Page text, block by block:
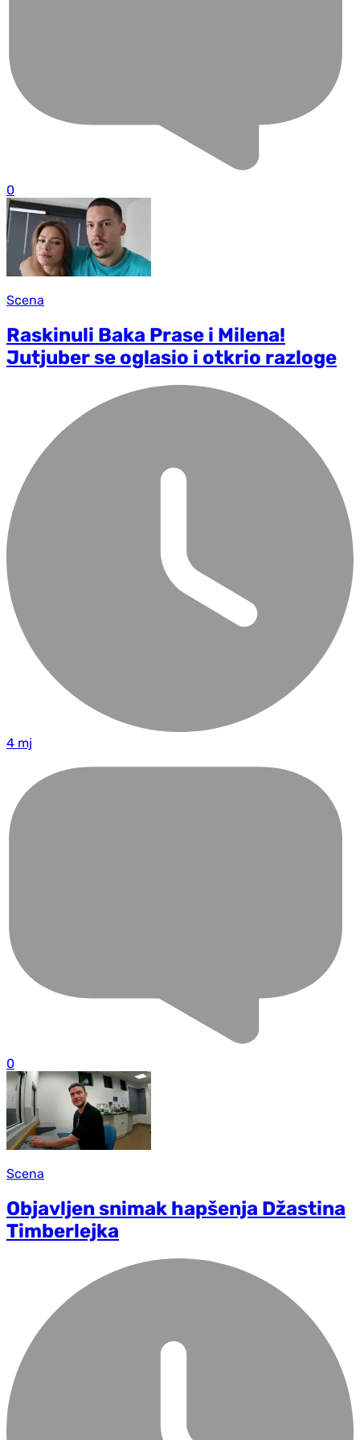
0
Scena
Raskinuli Baka Prase i Milena!
Jutjuber se oglasio i otkrio razloge
4 mj
0
Scena
Objavljen snimak hapšenja Džastina
Timberlejka